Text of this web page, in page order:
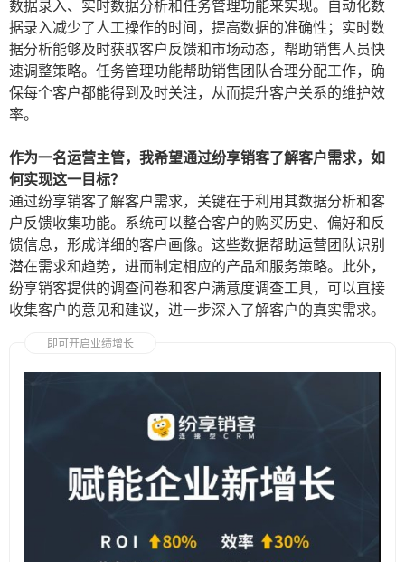
数据录入、实时数据分析和任务管理功能来实现。自动化数
据录入减少了人工操作的时间，提高数据的准确性；实时数
据分析能够及时获取客户反馈和市场动态，帮助销售人员快
速调整策略。任务管理功能帮助销售团队合理分配工作，确
保每个客户都能得到及时关注，从而提升客户关系的维护效
率。
作为一名运营主管，我希望通过纷享销客了解客户需求，如
何实现这一目标？
通过纷享销客了解客户需求，关键在于利用其数据分析和客
户反馈收集功能。系统可以整合客户的购买历史、偏好和反
馈信息，形成详细的客户画像。这些数据帮助运营团队识别
潜在需求和趋势，进而制定相应的产品和服务策略。此外，
纷享销客提供的调查问卷和客户满意度调查工具，可以直接
收集客户的意见和建议，进一步深入了解客户的真实需求。
即可开启业绩增长